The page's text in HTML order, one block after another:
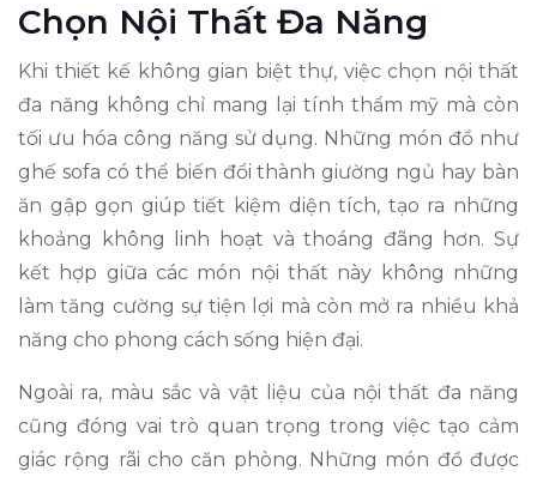
Chọn Nội Thất Đa Năng
Khi thiết kế không gian biệt thự, việc chọn nội thất
đa năng không chỉ mang lại tính thẩm mỹ mà còn
tối ưu hóa công năng sử dụng. Những món đồ như
ghế sofa có thể biến đổi thành giường ngủ hay bàn
ăn gập gọn giúp tiết kiệm diện tích, tạo ra những
khoảng không linh hoạt và thoáng đãng hơn. Sự
kết hợp giữa các món nội thất này không những
làm tăng cường sự tiện lợi mà còn mở ra nhiều khả
năng cho phong cách sống hiện đại.
Ngoài ra, màu sắc và vật liệu của nội thất đa năng
cũng đóng vai trò quan trọng trong việc tạo cảm
giác rộng rãi cho căn phòng. Những món đồ được